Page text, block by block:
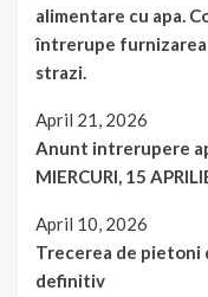
alimentare cu apa.
întrerupe
strazi.
April 21, 2026
Anunt intrerupere
MIERCURI, 15
April 10, 2026
Trecerea de pietoni
definitiv